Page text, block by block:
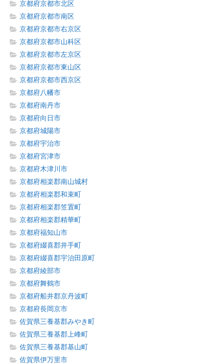
京都府京都市北区
京都府京都市南区
京都府京都市右京区
京都府京都市山科区
京都府京都市左京区
京都府京都市東山区
京都府京都市西京区
京都府八幡市
京都府南丹市
京都府向日市
京都府城陽市
京都府宇治市
京都府宮津市
京都府木津川市
京都府相楽郡南山城村
京都府相楽郡和束町
京都府相楽郡笠置町
京都府相楽郡精華町
京都府福知山市
京都府綴喜郡井手町
京都府綴喜郡宇治田原町
京都府綾部市
京都府舞鶴市
京都府船井郡京丹波町
京都府長岡京市
佐賀県三養基郡みやき町
佐賀県三養基郡上峰町
佐賀県三養基郡基山町
佐賀県伊万里市